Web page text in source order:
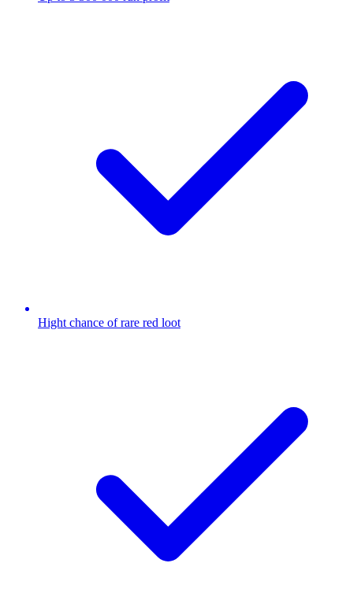
Hight chance of rare red loot